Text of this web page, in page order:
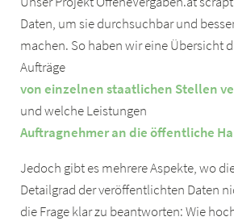
Daten, um sie durchsuchbar und
machen. So haben wir eine Übersicht
Aufträge
von einzelnen staatlichen Stellen
und welche Leistungen
Auftragnehmer an die öffentliche
Jedoch gibt es mehrere Aspekte, wo
Detailgrad der veröffentlichten Daten
die Frage klar zu beantworten: Wie